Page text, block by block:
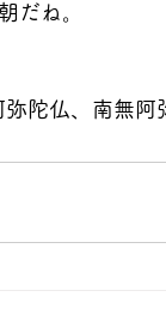
だね。
陀仏、南無阿